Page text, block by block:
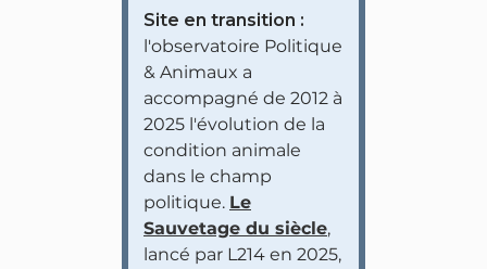
Site en transition :
l'observatoire Politique
& Animaux a
accompagné de 2012 à
2025 l'évolution de la
condition animale
dans le champ
politique. Le
Sauvetage du siècle,
lancé par L214 en 2025,